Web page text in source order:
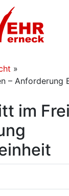
»
– Anforderung
im